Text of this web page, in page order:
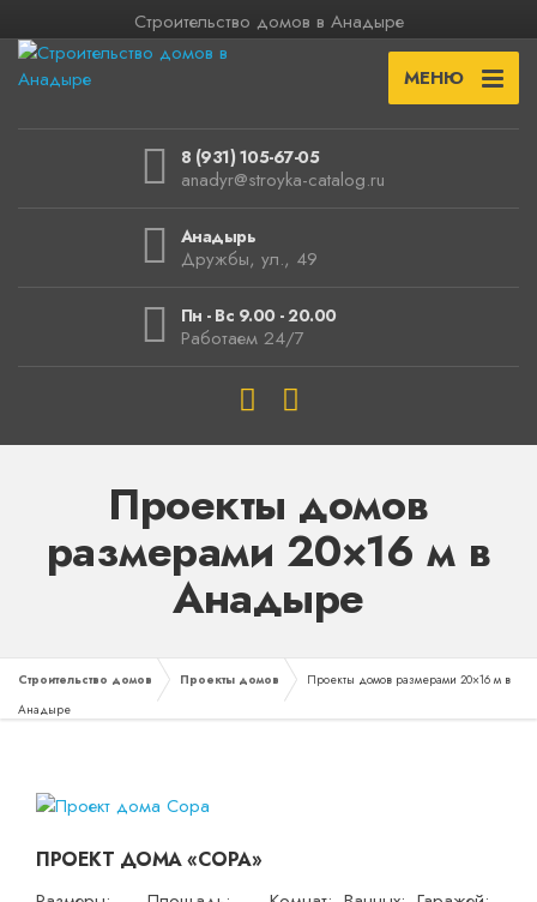
Строительство домов в Анадыре
МЕНЮ
8 (931) 105-67-05
anadyr@stroyka-catalog.ru
Анадырь
Дружбы, ул., 49
Пн - Вс 9.00 - 20.00
Работаем 24/7
Проекты домов
размерами 20×16 м в
Анадыре
Строительство домов Проекты домов
Проекты домов размерами 20×16 м в
Анадыре
ПРОЕКТ ДОМА «СОРА»